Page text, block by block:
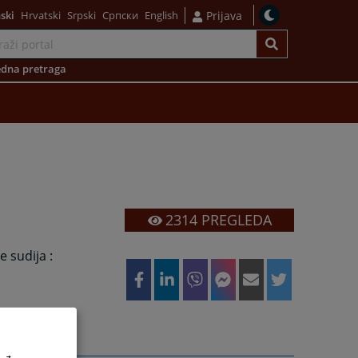
Hrvatski Srpski Српски English Prijava
pretraga
sudija :
2314PREGLEDA